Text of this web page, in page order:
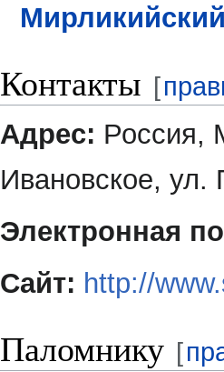
Контакты [
Адрес: Россия,
Ивановское, ул.
Электронная
Сайт: http://
Паломнику [